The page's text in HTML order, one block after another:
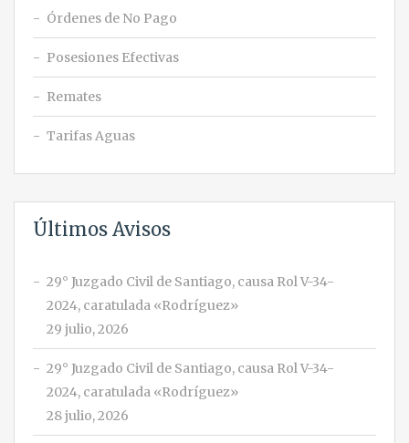
Órdenes de No Pago
Posesiones Efectivas
Remates
Tarifas Aguas
Últimos Avisos
29° Juzgado Civil de Santiago, causa Rol V-34-
2024, caratulada «Rodríguez»
29 julio, 2026
29° Juzgado Civil de Santiago, causa Rol V-34-
2024, caratulada «Rodríguez»
28 julio, 2026